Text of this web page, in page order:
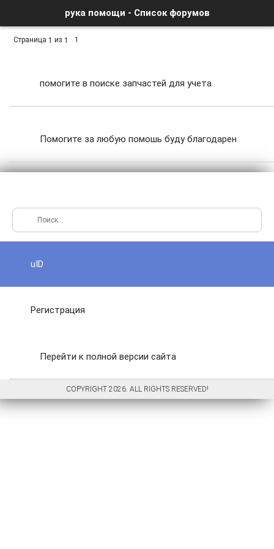
рука помощи - Список форумов
Страница 1 из 1 1
помогите в поиске запчастей для учета
Помогите за любую помошь буду благодарен
uID
Регистрация
Перейти к полной версии сайта
COPYRIGHT 2026. ALL RIGHTS RESERVED!